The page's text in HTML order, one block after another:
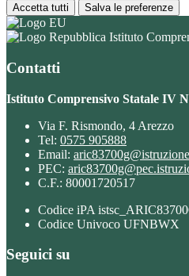
Accetta tutti Salva le preferenze
Istituto
Contatti
Istituto Comprensivo Statale IV
Via F. Rismondo, 4 Arezzo
Tel: 0575 905888
Email:
PEC:
C.F.: 80001720517
Codice iPA
Codice Univoco UFNBWX
Seguici su